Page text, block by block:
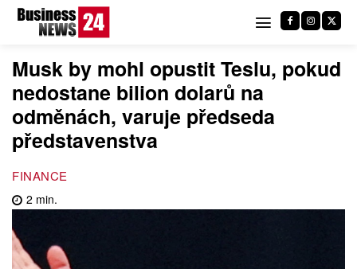
Musk by mohl opustit Teslu, pokud
nedostane bilion dolarů na
odměnách, varuje předseda
představenstva
FINANCE
2 min.